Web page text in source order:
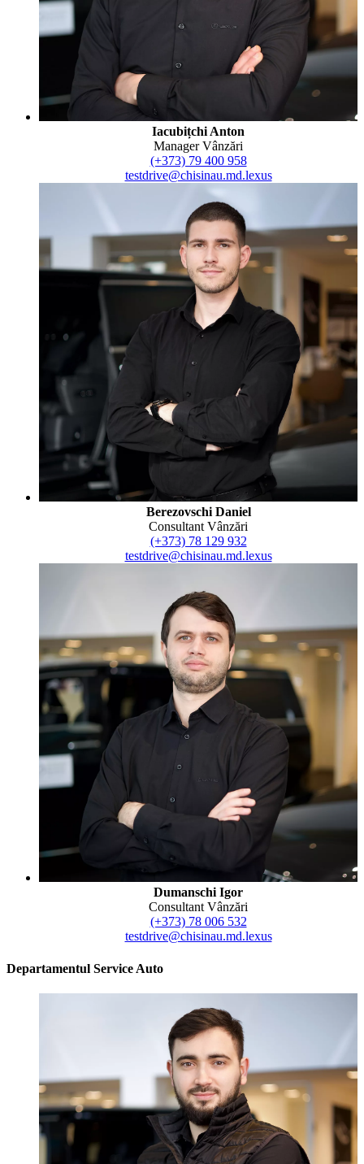
Iacubițchi Anton
Manager Vânzări
(+373) 79 400 958
testdrive@chisinau.md.lexus
Berezovschi Daniel
Consultant Vânzări
(+373) 78 129 932
testdrive@chisinau.md.lexus
Dumanschi Igor
Consultant Vânzări
(+373) 78 006 532
testdrive@chisinau.md.lexus
Departamentul Service Auto